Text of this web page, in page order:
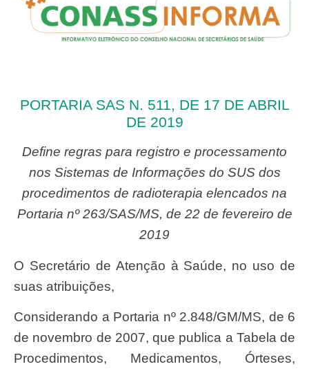
PORTARIA SAS N. 511, DE 17 DE ABRIL
DE 2019
Define regras para registro e processamento
nos Sistemas de Informações do SUS dos
procedimentos de radioterapia elencados na
Portaria nº 263/SAS/MS, de 22 de fevereiro de
2019
O Secretário de Atenção à Saúde, no uso de
suas atribuições,
Considerando a Portaria nº 2.848/GM/MS, de 6
de novembro de 2007, que publica a Tabela de
Procedimentos, Medicamentos, Órteses,